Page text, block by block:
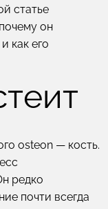
статье
он
как его
osteon — кость.
редко
почти всегда